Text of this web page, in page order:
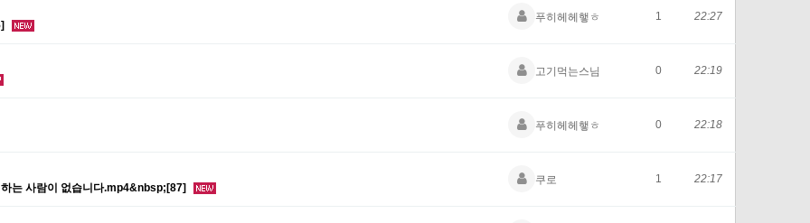
푸히헤헤햏ㅎ 1 22:27
고기먹는스님 0 22:19
푸히헤헤햏ㅎ 0 22:18
는 사람이 없습니다.mp4&nbsp;[87]
쿠로 1 22:17